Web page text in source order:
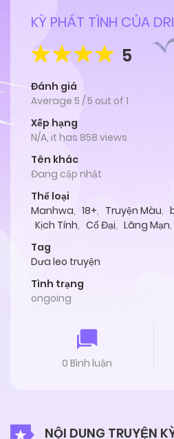
KỲ PHÁT TÌNH CỦA
5
Đánh giá
Average 5 /5 out of 1
Xếp hạng
N/A, it has 858 views
Tên khác
Đang cập nhật
Thể loại
Manhwa, 18+, Truyện Màu,
Kịch Tính, Cổ Đại, Lãng Mạn,
Tag
Dưa leo truyện
Tình trạng
ongoing
0 Bình luận
NỘI DUNG TRUYỆN